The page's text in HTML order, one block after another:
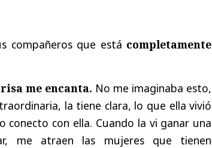
compañeros que está completamente
me encanta. No me imaginaba esto,
la tiene clara, lo que ella vivió
conecto con ella. Cuando la vi ganar una
me atraen las mujeres que tienen